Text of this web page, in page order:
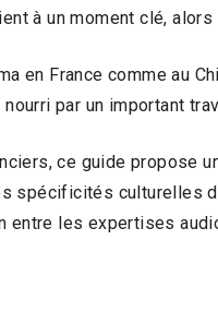
à un moment clé,
en France comme au
par un important
ce guide propose
spécificités culturelles
entre les expertises